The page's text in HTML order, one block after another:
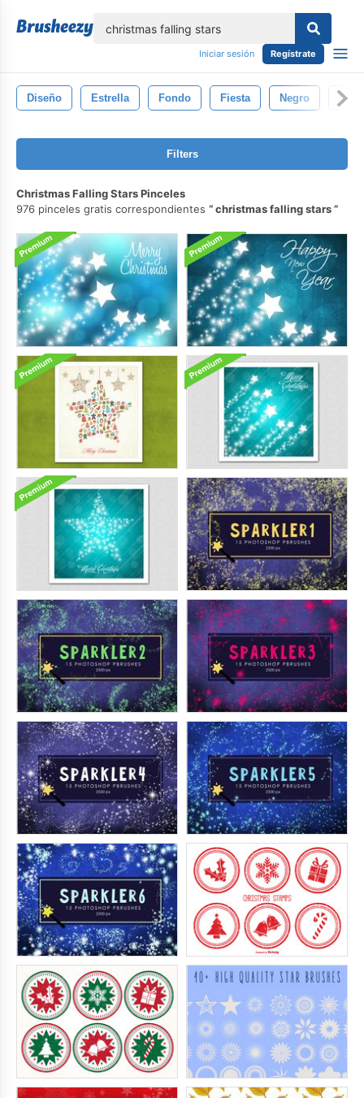
Iniciar sesión Regístrate
Diseño Estrella Fondo Fiesta Negro
Filters
Christmas Falling Stars Pinceles
976 pinceles gratis correspondientes
christmas falling stars